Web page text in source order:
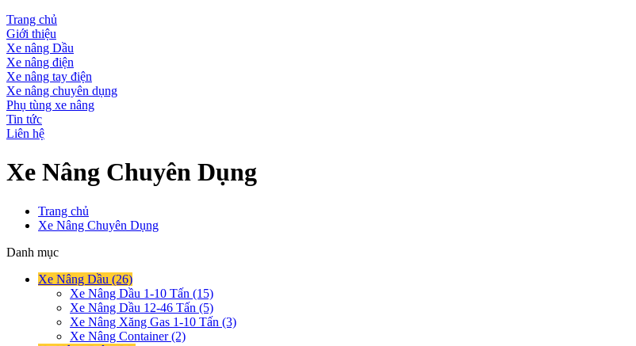
Trang chủ
Giới thiệu
Xe nâng Dầu
Xe nâng điện
Xe nâng tay điện
Xe nâng chuyên dụng
Phụ tùng xe nâng
Tin tức
Liên hệ
Xe Nâng Chuyên Dụng
Trang chủ
Xe Nâng Chuyên Dụng
Danh mục
Xe Nâng Dầu (26)
Xe Nâng Dầu 1-10 Tấn (15)
Xe Nâng Dầu 12-46 Tấn (5)
Xe Nâng Xăng Gas 1-10 Tấn (3)
Xe Nâng Container (2)